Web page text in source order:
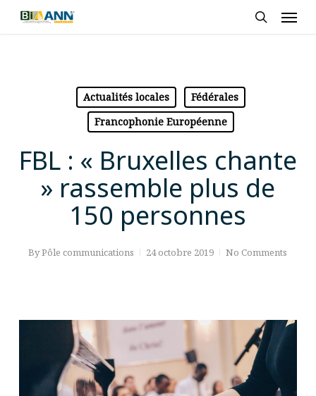
Skip
Actualités locales
Fédérales
Francophonie Européenne
FBL : « Bruxelles chante
» rassemble plus de
150 personnes
ByPôle communications 24 octobre 2019 No Comments